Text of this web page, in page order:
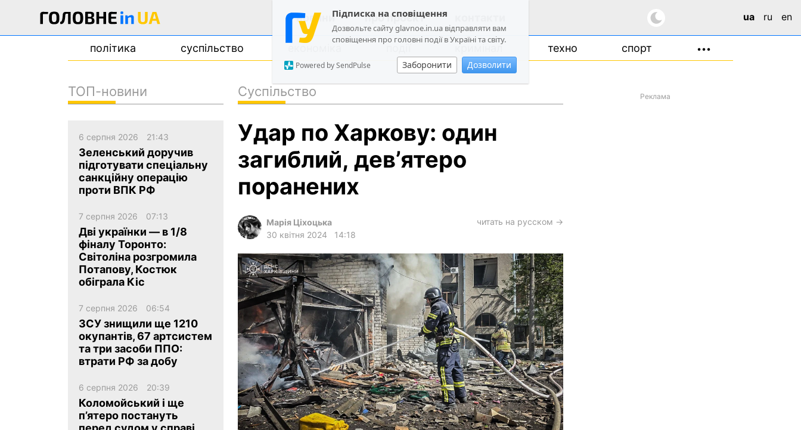
Підписка на сповіщення
Дозвольте сайту glavnoe.in.ua відправляти вам
сповіщення про головні події в Україні та світу.
Заборонити Дозволити
Powered by SendPulse
новини про проєкт ua ru en
політика суспільство кримінал техно спорт •••
політика
суспільство
економіка
події
лонгріди
харків
архів
gambling
en
Суспільство
Удар по Харкову: один
загиблий, дев’ятеро
поранених
Марія Ціхоцька
30 квітня 2024
14:18
читать на русском →
Реклама
ТОП-новини
6 серпня 2026 21:43
Зеленський доручив
підготувати спеціальну
санкційну операцію
проти ВПК РФ
7 серпня 2026 07:13
Дві українки — в 1/8
фіналу Торонто:
Світоліна розгромила
Потапову, Костюк
обіграла Кіс
7 серпня 2026 06:54
ЗСУ знищили ще 1210
окупантів, 67 артсистем
та три засоби ППО:
втрати РФ за добу
6 серпня 2026 20:39
Коломойський і ще
п’ятеро постануть